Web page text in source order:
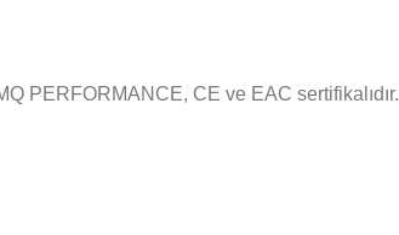
PERFORMANCE, CE ve EAC sertifikalıdır.